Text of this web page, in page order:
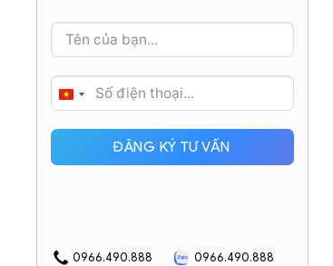
VIETNAM
ĐĂNG KÝ TƯ VẤN
0966.490.888 0966.490.888